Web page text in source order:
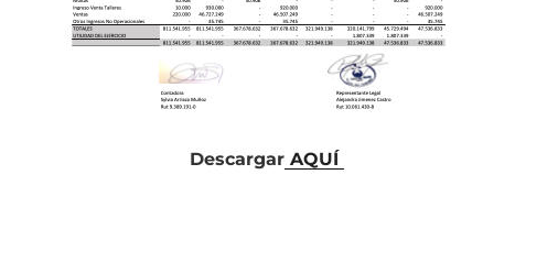
Descargar AQUÍ